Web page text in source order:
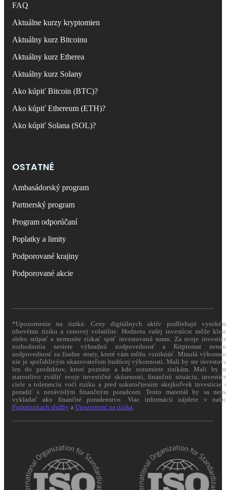
FAQ
Aktuálne kurzy kryptomien
Aktuálny kurz Bitcoinu
Aktuálny kurz Etherea
Aktuálny kurz Solany
Ako kúpiť Bitcoin (BTC)?
Ako kúpiť Ethereum (ETH)?
Ako kúpiť Solana (SOL)?
OSTATNÉ
Ambasádorský program
Partnerský program
Program odporúčaní
Poplatky a limity
Podporované krajiny
Podporované akcie
*Upozornenie na riziká: Ceny digitálnych aktív podliehajú
trhovému riziku a cenovej volatilite. Hodnota vašej investície môže
alebo stúpať a nemusíte získať späť investovanú sumu. Za svoje
rozhodnutia nesiete výhradnú zodpovednosť a Kriptomat
zodpovednosť za žiadne straty, ktoré vám môžu vzniknúť. Minulá
nie je spoľahlivým ukazovateľom budúcej výkonnosti. Mali by ste
len do produktov, ktoré poznáte a kde rozumiete rizikám. Mali by
starostlivo zvážiť svoje investičné skúsenosti, finančnú situáciu,
ciele a toleranciu voči riziku a pred uskutočnením akejkoľvek investície
poradiť s nezávislým finančným poradcom. Tento materiál by sa
vykladať ako finančné poradenstvo. Viac informácií nájdete v
Podmienkach služby a Upozornení na riziká